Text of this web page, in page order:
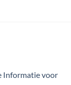
Informatie voor